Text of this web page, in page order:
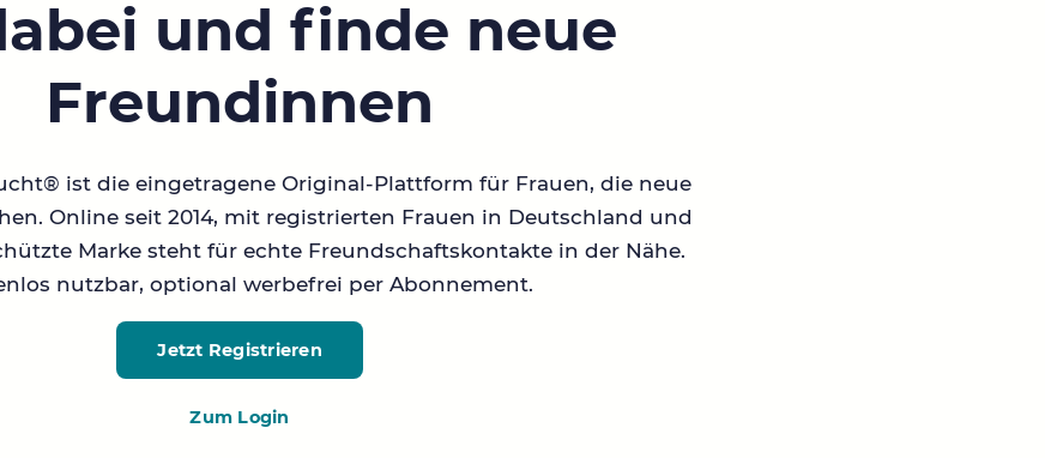
und finde neue
Freundinnen
ist die eingetragene Original-Plattform für Frauen, die neue
Online seit 2014, mit registrierten Frauen in Deutschland und
Marke steht für echte Freundschaftskontakte in der Nähe.
nutzbar, optional werbefrei per Abonnement.
Jetzt Registrieren
Zum Login